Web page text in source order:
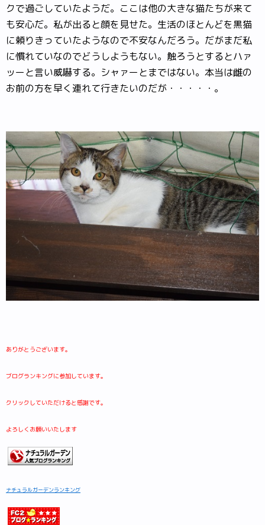
クで過ごしていたようだ。ここは他の大きな猫たちが来て
も安心だ。私が出ると顔を見せた。生活のほとんどを黒猫
に頼りきっていたようなので不安なんだろう。だがまだ私
に慣れていなのでどうしようもない。触ろうとするとハァ
ッーと言い威嚇する。シャァーとまではない。本当は雌の
お前の方を早く連れて行きたいのだが・・・・・。
ありがとうございます。
ブログランキングに参加しています。
クリックしていただけると感謝です。
よろしくお願いいたします
ナチュラルガーデンランキング